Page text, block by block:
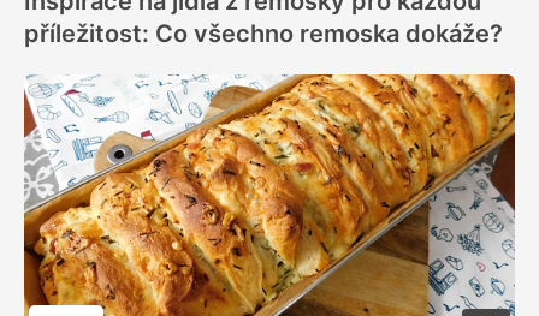
příležitost: Co všechno remoska dokáže?